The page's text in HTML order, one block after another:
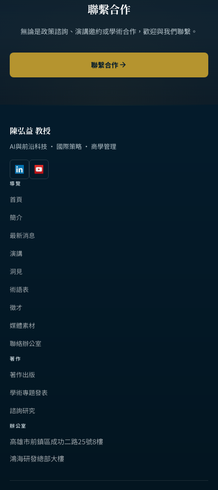
聯繫合作
無論是政策諮詢、演講邀約或學術合作，歡迎與我們聯繫。
聯繫合作
陳弘益 教授
AI與前沿科技 · 國際策略 · 商學管理
導覽
首頁
簡介
最新消息
演講
洞見
術語表
徵才
媒體素材
聯絡辦公室
著作
著作出版
學術專題發表
諮詢研究
辦公室
高雄市前鎮區成功二路25號8樓
鴻海研發總部大樓